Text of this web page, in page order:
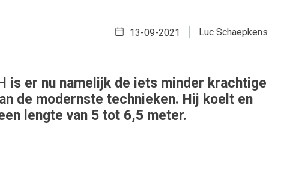
Luc Schaepkens
13-09-2021
is er nu namelijk de iets minder krachtige
de modernste technieken. Hij koelt en
lengte van 5 tot 6,5 meter.